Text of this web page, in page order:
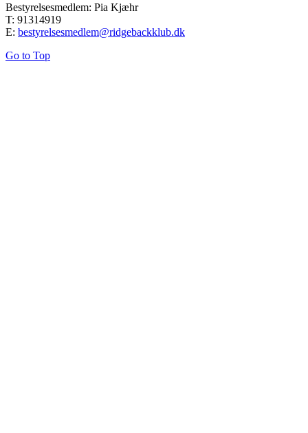
Bestyrelsesmedlem: Pia Kjæhr
T: 91314919
E: bestyrelsesmedlem@ridgebackklub.dk
Go to Top